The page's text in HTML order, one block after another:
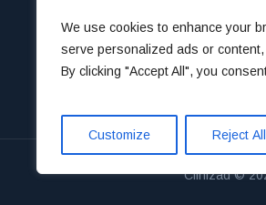
We use cookies to enhance your
serve personalized ads or
By clicking "Accept All", you
Customize Reject All
Clinizad ©